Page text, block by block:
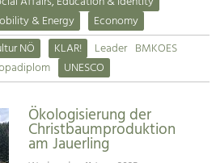
Positioning
& Energy
Economy
NÖ KLAR! Leader BMKOES
UNESCO
Ökologisierung der
Christbaumproduktion
am Jauerling